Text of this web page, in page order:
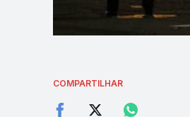
COMPARTILHAR